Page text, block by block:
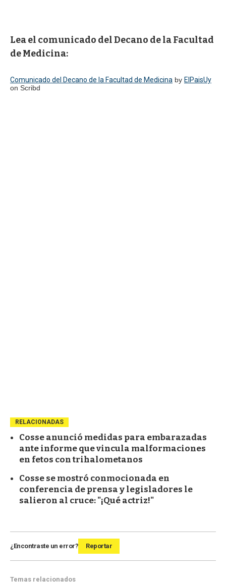
Lea el comunicado del Decano de la Facultad
de Medicina:
Comunicado del Decano de la Facultad de Medicina by ElPaisUy
on Scribd
RELACIONADAS
Cosse anunció medidas para embarazadas
ante informe que vincula malformaciones
en fetos con trihalometanos
Cosse se mostró conmocionada en
conferencia de prensa y legisladores le
salieron al cruce: "¡Qué actriz!"
¿Encontraste un error? Reportar
Temas relacionados